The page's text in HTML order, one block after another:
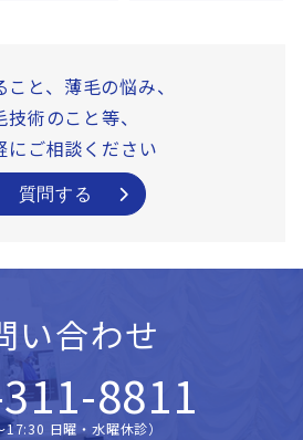
と、薄毛の悩み、
技術のこと等、
にご相談ください
質問する
い合わせ
8811
日曜・水曜休診）